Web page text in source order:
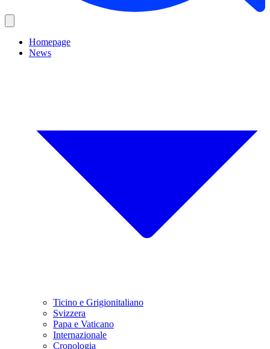
Homepage
News
Ticino e Grigionitaliano
Svizzera
Papa e Vaticano
Internazionale
Cronologia